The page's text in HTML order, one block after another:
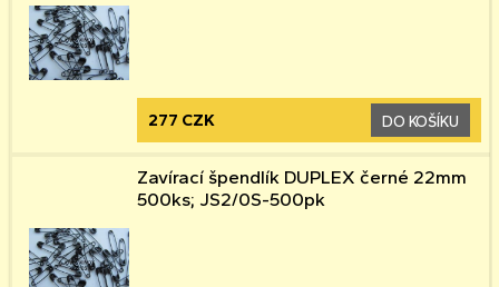
277 CZK DO KOŠÍKU
Zavírací špendlík DUPLEX černé 22mm
500ks; JS2/0S-500pk